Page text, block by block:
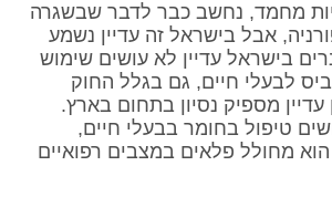
מחמד, נחשב כבר לדבר שבשגרה
אבל בישראל זה עדיין נשמע
בישראל עדיין לא עושים שימוש
לבעלי חיים, גם בגלל החוק
עדיין מספיק נסיון בתחום בארץ.
טיפול בחומר בבעלי חיים,
הוא מחולל פלאים במצבים רפואיים